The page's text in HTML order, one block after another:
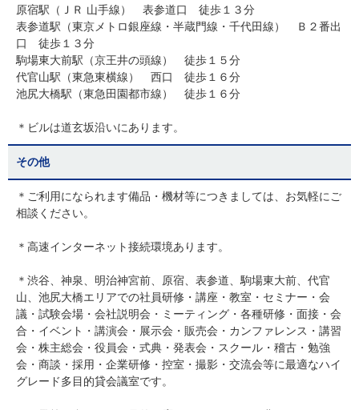
原宿駅（ＪＲ 山手線） 表参道口 徒歩１３分
表参道駅（東京メトロ銀座線・半蔵門線・千代田線） Ｂ２番出
口 徒歩１３分
駒場東大前駅（京王井の頭線） 徒歩１５分
代官山駅（東急東横線） 西口 徒歩１６分
池尻大橋駅（東急田園都市線） 徒歩１６分
＊ビルは道玄坂沿いにあります。
その他
＊ご利用になられます備品・機材等につきましては、お気軽にご
相談ください。
＊高速インターネット接続環境あります。
＊渋谷、神泉、明治神宮前、原宿、表参道、駒場東大前、代官
山、池尻大橋エリアでの社員研修・講座・教室・セミナー・会
議・試験会場・会社説明会・ミーティング・各種研修・面接・会
合・イベント・講演会・展示会・販売会・カンファレンス・講習
会・株主総会・役員会・式典・発表会・スクール・稽古・勉強
会・商談・採用・企業研修・控室・撮影・交流会等に最適なハイ
グレード多目的貸会議室です。